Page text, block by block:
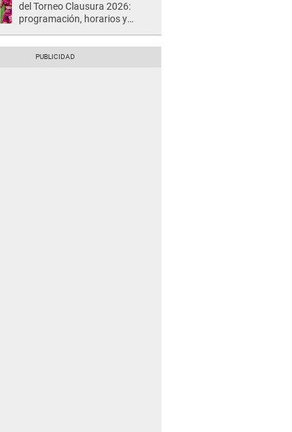
del Torneo Clausura 2026:
programación, horarios y